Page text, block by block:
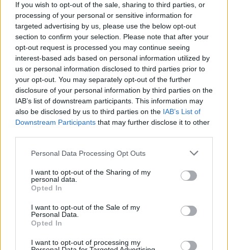
If you wish to opt-out of the sale, sharing to third parties, or
processing of your personal or sensitive information for
targeted advertising by us, please use the below opt-out
section to confirm your selection. Please note that after your
opt-out request is processed you may continue seeing
interest-based ads based on personal information utilized by
us or personal information disclosed to third parties prior to
your opt-out. You may separately opt-out of the further
disclosure of your personal information by third parties on the
IAB’s list of downstream participants. This information may
also be disclosed by us to third parties on the IAB’s List of
Downstream Participants that may further disclose it to other
Personal Data Processing Opt Outs
I want to opt-out of the Sharing of my
personal data.
Opted In
I want to opt-out of the Sale of my
Personal Data.
Opted In
I want to opt-out of processing my
hyrje në pesë ditët e para të
gushtit
Esim for USA|Esim for Italy|Esim for Spain | Esim